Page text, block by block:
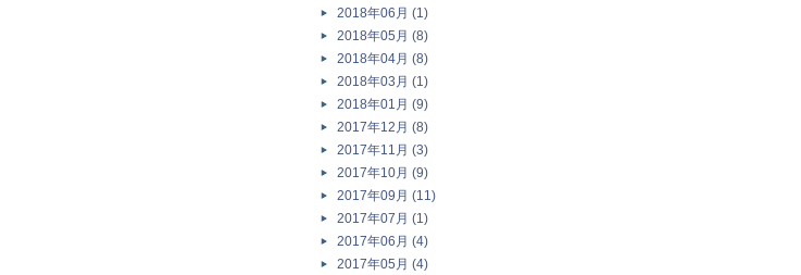
2018年06月 (1)
2018年05月 (8)
2018年04月 (8)
2018年03月 (1)
2018年01月 (9)
2017年12月 (8)
2017年11月 (3)
2017年10月 (9)
2017年09月 (11)
2017年07月 (1)
2017年06月 (4)
2017年05月 (4)